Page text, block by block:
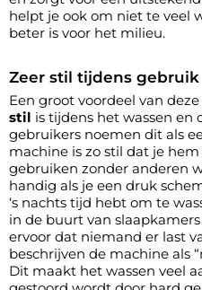
helpt je ook om niet te veel
beter is voor het milieu.
Zeer stil tijdens gebruik
Een groot voordeel van
stil is tijdens het wassen en
gebruikers noemen dit als
machine is zo stil dat je hem
gebruiken zonder anderen
handig als je een druk
‘s nachts tijd hebt om te
in de buurt van
ervoor dat niemand er last
beschrijven de machine als
Dit maakt het wassen veel